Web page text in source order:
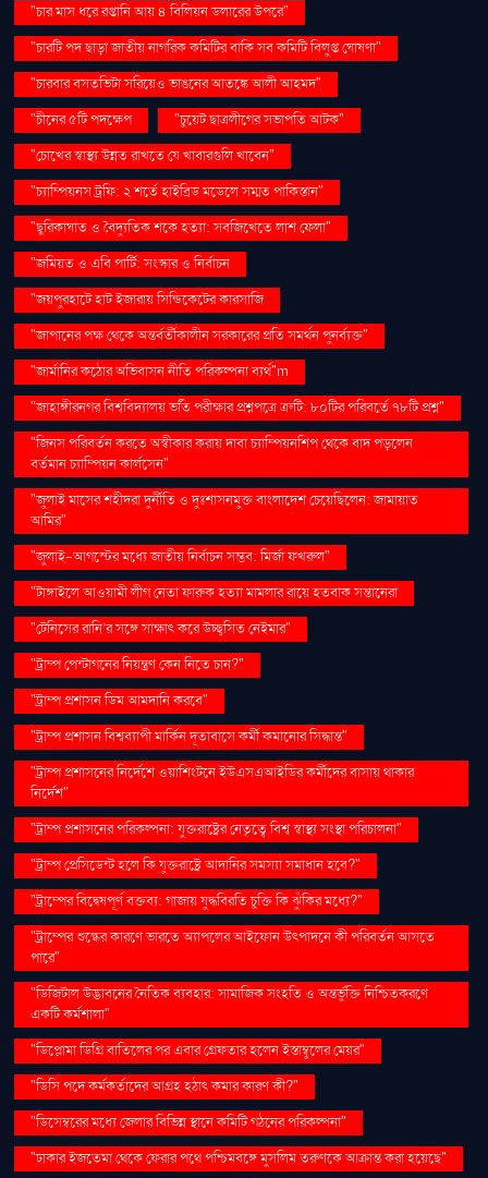
"চার মাস ধরে রপ্তানি আয় ৪ বিলিয়ন ডলারের উপরে"
"চারটি পদ ছাড়া জাতীয় নাগরিক কমিটির বাকি সব কমিটি বিলুপ্ত ঘোষণা"
"চারবার বসতভিটা সরিয়েও ভাঙনের আতঙ্কে আলী আহমদ"
"চীনের ৫টি পদক্ষেপ
"চুয়েট ছাত্রলীগের সভাপতি আটক"
"চোখের স্বাস্থ্য উন্নত রাখতে যে খাবারগুলি খাবেন"
"চ্যাম্পিয়নস ট্রফি: ২ শর্তে হাইব্রিড মডেলে সম্মত পাকিস্তান"
"ছুরিকাঘাত ও বৈদ্যুতিক শকে হত্যা: সবজিখেতে লাশ ফেলা"
"জমিয়ত ও এবি পার্টি: সংস্কার ও নির্বাচন
"জয়পুরহাটে হাট ইজারায় সিন্ডিকেটের কারসাজি
"জাপানের পক্ষ থেকে অন্তর্বর্তীকালীন সরকারের প্রতি সমর্থন পুনর্ব্যক্ত"
"জার্মানির কঠোর অভিবাসন নীতি পরিকল্পনা ব্যর্থ"m
"জাহাঙ্গীরনগর বিশ্ববিদ্যালয় ভর্তি পরীক্ষার প্রশ্নপত্রে ত্রুটি: ৮০টির পরিবর্তে ৭৮টি প্রশ্ন"
"জিনস পরিবর্তন করতে অস্বীকার করায় দাবা চ্যাম্পিয়নশিপ থেকে বাদ পড়লেন
বর্তমান চ্যাম্পিয়ন কার্লসেন"
"জুলাই মাসের শহীদরা দুর্নীতি ও দুঃশাসনমুক্ত বাংলাদেশ চেয়েছিলেন: জামায়াত
আমির"
"জুলাই-আগস্টের মধ্যে জাতীয় নির্বাচন সম্ভব: মির্জা ফখরুল"
"টাঙ্গাইলে আওয়ামী লীগ নেতা ফারুক হত্যা মামলার রায়ে হতবাক সন্তানেরা
"টেনিসের রানি’র সঙ্গে সাক্ষাৎ করে উচ্ছ্বসিত নেইমার"
"ট্রাম্প পেন্টাগনের নিয়ন্ত্রণ কেন নিতে চান?"
"ট্রাম্প প্রশাসন ডিম আমদানি করবে"
"ট্রাম্প প্রশাসন বিশ্বব্যাপী মার্কিন দূতাবাসে কর্মী কমানোর সিদ্ধান্ত"
"ট্রাম্প প্রশাসনের নির্দেশে ওয়াশিংটনে ইউএসএআইডির কর্মীদের বাসায় থাকার
নির্দেশ"
"ট্রাম্প প্রশাসনের পরিকল্পনা: যুক্তরাষ্ট্রের নেতৃত্বে বিশ্ব স্বাস্থ্য সংস্থা পরিচালনা"
"ট্রাম্প প্রেসিডেন্ট হলে কি যুক্তরাষ্ট্রে আদানির সমস্যা সমাধান হবে?"
"ট্রাম্পের বিদ্বেষপূর্ণ বক্তব্য: গাজায় যুদ্ধবিরতি চুক্তি কি ঝুঁকির মধ্যে?"
"ট্রাম্পের শুল্কের কারণে ভারতে অ্যাপলের আইফোন উৎপাদনে কী পরিবর্তন আসতে
পারে"
"ডিজিটাল উদ্ভাবনের নৈতিক ব্যবহার: সামাজিক সংহতি ও অন্তর্ভুক্তি নিশ্চিতকরণে
একটি কর্মশালা"
"ডিপ্লোমা ডিগ্রি বাতিলের পর এবার গ্রেফতার হলেন ইস্তাম্বুলের মেয়র"
"ডিসি পদে কর্মকর্তাদের আগ্রহ হঠাৎ কমার কারণ কী?"
"ডিসেম্বরের মধ্যে জেলার বিভিন্ন স্থানে কমিটি গঠনের পরিকল্পনা"
"ঢাকার ইজতেমা থেকে ফেরার পথে পশ্চিমবঙ্গে মুসলিম তরুণকে আক্রান্ত করা হয়েছে"